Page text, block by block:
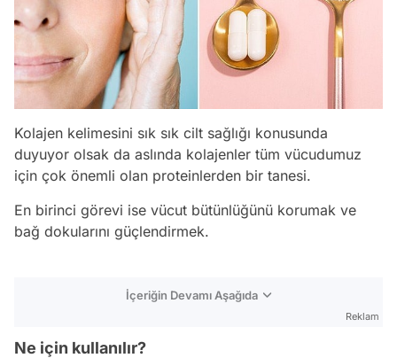
Kolajen kelimesini sık sık cilt sağlığı konusunda
duyuyor olsak da aslında kolajenler tüm vücudumuz
için çok önemli olan proteinlerden bir tanesi.
En birinci görevi ise vücut bütünlüğünü korumak ve
bağ dokularını güçlendirmek.
İçeriğin Devamı Aşağıda
Reklam
Ne için kullanılır?